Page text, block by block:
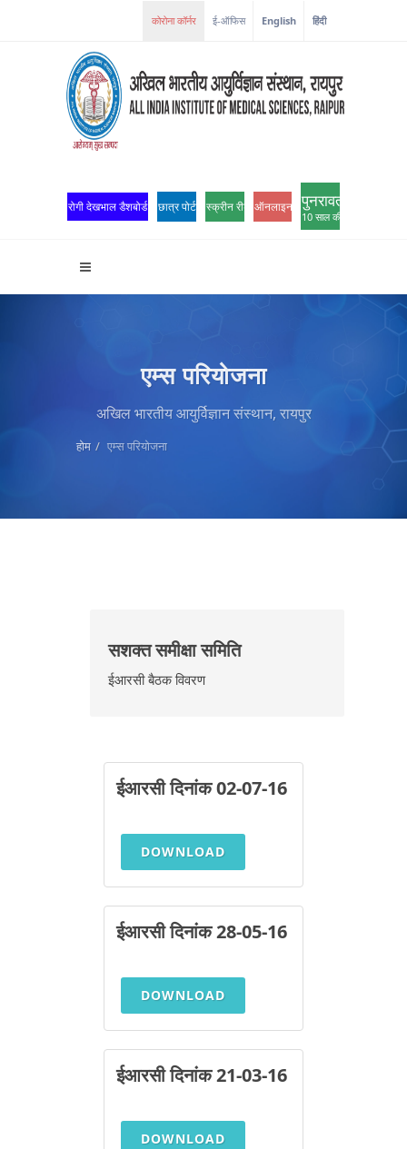
ई-ऑफिस English हिंदी
रोगी देखभाल डैशबोर्ड छात्र पोर्टल स्क्रीन रीडर एक्सेसऑनलाइन ओपीडी पंजीकरण
पुनरावर्तन
10 साल की उत्कृष्टता
एम्स परियोजना
अखिल भारतीय आयुर्विज्ञान संस्थान, रायपुर
होम एम्स परियोजना
सशक्त समीक्षा समिति
ईआरसी बैठक विवरण
ईआरसी दिनांक 02-07-16
DOWNLOAD
ईआरसी दिनांक 28-05-16
DOWNLOAD
ईआरसी दिनांक 21-03-16
DOWNLOAD